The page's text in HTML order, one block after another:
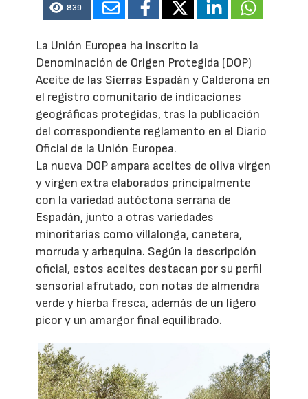
839
La Unión Europea ha inscrito la
Denominación de Origen Protegida (DOP)
Aceite de las Sierras Espadán y Calderona en
el registro comunitario de indicaciones
geográficas protegidas, tras la publicación
del correspondiente reglamento en el Diario
Oficial de la Unión Europea.
La nueva DOP ampara aceites de oliva virgen
y virgen extra elaborados principalmente
con la variedad autóctona serrana de
Espadán, junto a otras variedades
minoritarias como villalonga, canetera,
morruda y arbequina. Según la descripción
oficial, estos aceites destacan por su perfil
sensorial afrutado, con notas de almendra
verde y hierba fresca, además de un ligero
picor y un amargor final equilibrado.